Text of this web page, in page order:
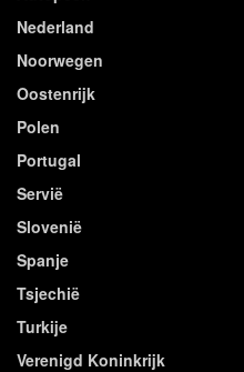
Nederland
Noorwegen
Oostenrijk
Polen
Portugal
Servië
Slovenië
Spanje
Tsjechië
Turkije
Verenigd Koninkrijk